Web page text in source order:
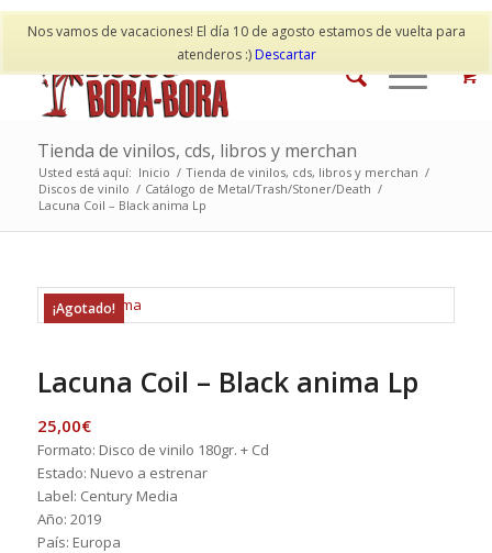
Nos vamos de vacaciones! El día 10 de agosto estamos de vuelta para
atenderos :)Descartar
Mi cuenta Contacto
Tienda de vinilos, cds, libros y merchan
Usted está aquí: Inicio / Tienda de vinilos, cds, libros y merchan /
Discos de vinilo / Catálogo de Metal/Trash/Stoner/Death /
Lacuna Coil – Black anima Lp
¡Agotado!
Lacuna Coil – Black anima Lp
25,00€
Formato: Disco de vinilo 180gr. + Cd
Estado: Nuevo a estrenar
Label: Century Media
Año: 2019
País: Europa